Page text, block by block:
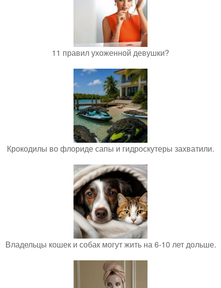
11 правил ухоженной девушки?
Крокодилы во флориде сапы и гидроскутеры захватили.
Владельцы кошек и собак могут жить на 6-10 лет дольше.